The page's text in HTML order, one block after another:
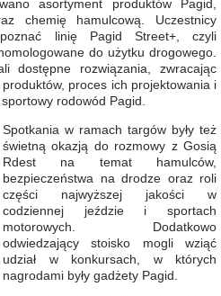
asortyment produktów Pagid,
chemię hamulcową. Uczestnicy
linię Pagid Street+, czyli
do użytku drogowego.
dostępne rozwiązania, zwracając
proces ich projektowania i
rodowód Pagid.
Spotkania w ramach targów były też
świetną okazją do rozmowy z Gosią
Rdest na temat hamulców,
bezpieczeństwa na drodze oraz roli
części najwyższej jakości w
codziennej jeździe i sportach
motorowych. Dodatkowo
odwiedzający stoisko mogli wziąć
udział w konkursach, w których
nagrodami były gadżety Pagid.